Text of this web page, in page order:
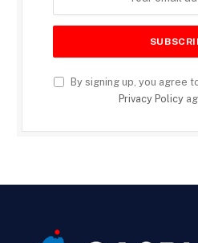
By signing up, you agree
Privacy Policy